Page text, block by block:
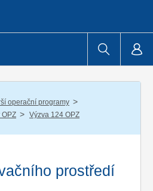
operační programy /
OPZ / Výzva 124 OPZ
prostředí